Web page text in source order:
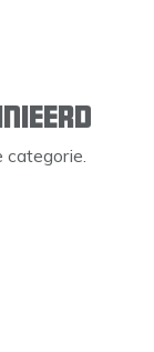
categorie.